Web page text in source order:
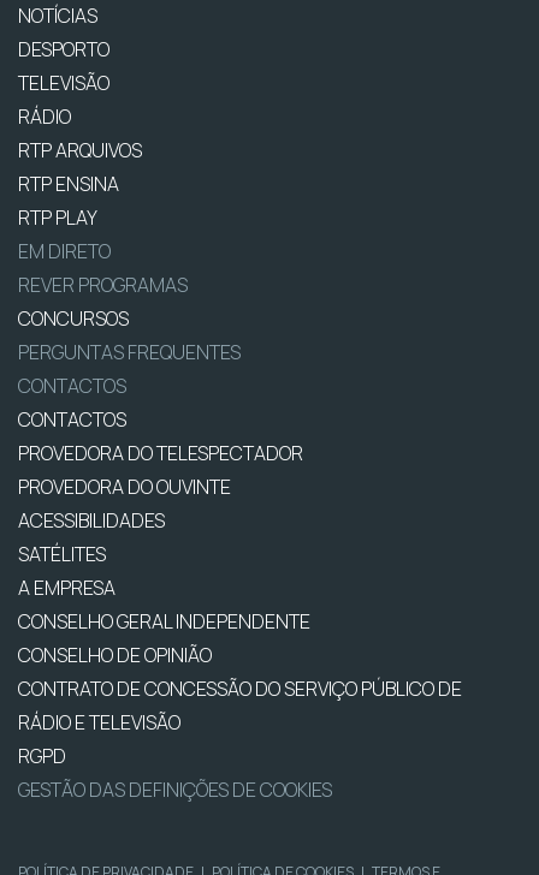
NOTÍCIAS
DESPORTO
TELEVISÃO
RÁDIO
RTP ARQUIVOS
RTP ENSINA
RTP PLAY
EM DIRETO
REVER PROGRAMAS
CONCURSOS
PERGUNTAS FREQUENTES
CONTACTOS
CONTACTOS
PROVEDORA DO TELESPECTADOR
PROVEDORA DO OUVINTE
ACESSIBILIDADES
SATÉLITES
A EMPRESA
CONSELHO GERAL INDEPENDENTE
CONSELHO DE OPINIÃO
CONTRATO DE CONCESSÃO DO SERVIÇO PÚBLICO DE
RÁDIO E TELEVISÃO
RGPD
GESTÃO DAS DEFINIÇÕES DE COOKIES